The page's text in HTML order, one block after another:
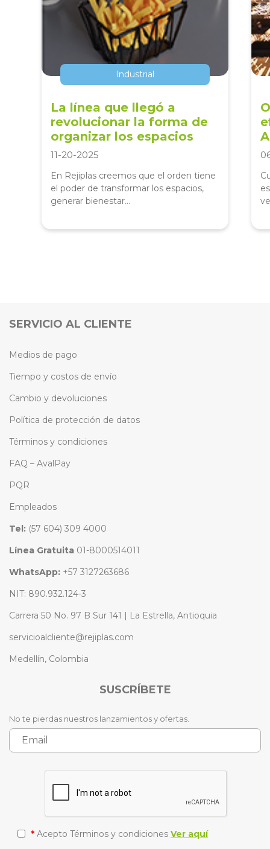
La línea que llegó a
revolucionar la forma de
organizar los espacios
11-20-2025
En Rejiplas creemos que el orden tiene
el poder de transformar los espacios,
generar bienestar...
Industrial
SERVICIO AL CLIENTE
Medios de pago
Tiempo y costos de envío
Cambio y devoluciones
Política de protección de datos
Términos y condiciones
FAQ – AvalPay
PQR
Empleados
Tel: (57 604) 309 4000
Línea Gratuita 01-8000514011
WhatsApp: +57 3127263686
NIT: 890.932.124-3
Carrera 50 No. 97 B Sur 141 | La Estrella, Antioquia
servicioalcliente@rejiplas.com
Medellín, Colombia
SUSCRÍBETE
No te pierdas nuestros lanzamientos y ofertas.
* Acepto Términos y condiciones Ver aquí